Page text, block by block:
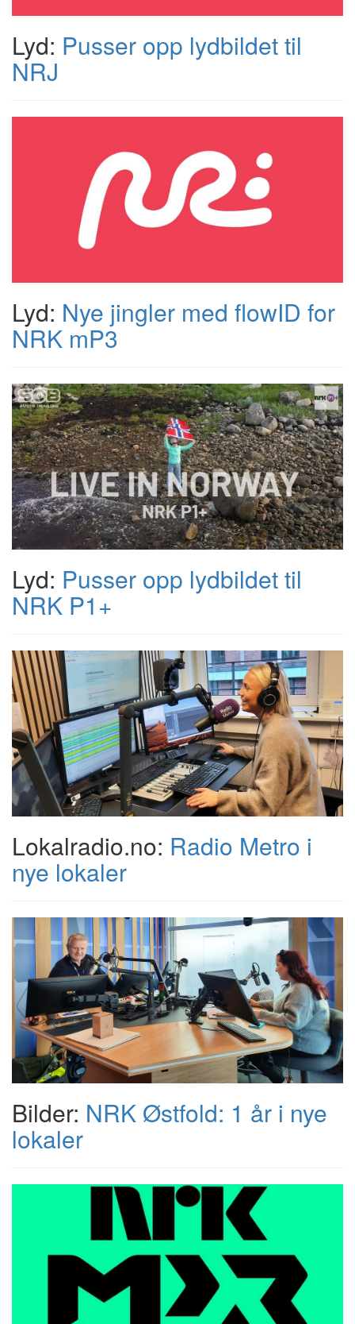
Lyd: Pusser opp lydbildet til
NRJ
Lyd: Nye jingler med flowID for
NRK mP3
Lyd: Pusser opp lydbildet til
NRK P1+
Lokalradio.no: Radio Metro i
nye lokaler
Bilder: NRK Østfold: 1 år i nye
lokaler